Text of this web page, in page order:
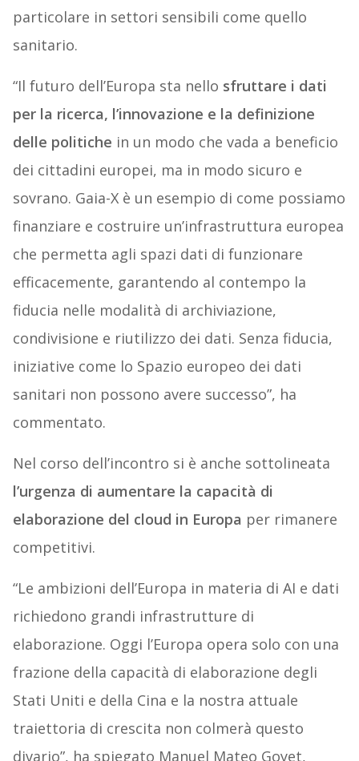
particolare in settori sensibili come quello
sanitario.
“Il futuro dell’Europa sta nello sfruttare i dati
per la ricerca, l’innovazione e la definizione
delle politiche in un modo che vada a beneficio
dei cittadini europei, ma in modo sicuro e
sovrano. Gaia-X è un esempio di come possiamo
finanziare e costruire un’infrastruttura europea
che permetta agli spazi dati di funzionare
efficacemente, garantendo al contempo la
fiducia nelle modalità di archiviazione,
condivisione e riutilizzo dei dati. Senza fiducia,
iniziative come lo Spazio europeo dei dati
sanitari non possono avere successo”, ha
commentato.
Nel corso dell’incontro si è anche sottolineata
l’urgenza di aumentare la capacità di
elaborazione del cloud in Europa per rimanere
competitivi.
“Le ambizioni dell’Europa in materia di AI e dati
richiedono grandi infrastrutture di
elaborazione. Oggi l’Europa opera solo con una
frazione della capacità di elaborazione degli
Stati Uniti e della Cina e la nostra attuale
traiettoria di crescita non colmerà questo
divario”, ha spiegato Manuel Mateo Goyet,